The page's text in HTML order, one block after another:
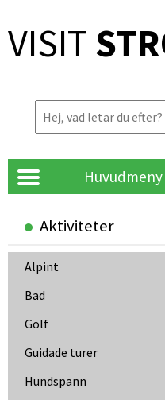
VISIT
Huvudmeny
Aktiviteter
Alpint
Bad
Golf
Guidade turer
Hundspann